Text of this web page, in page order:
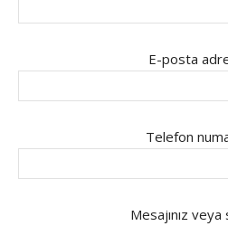
E-posta
Telefon
Mesajınız